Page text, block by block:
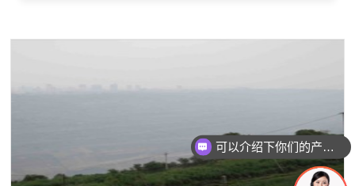
可以介绍下你们的产品么